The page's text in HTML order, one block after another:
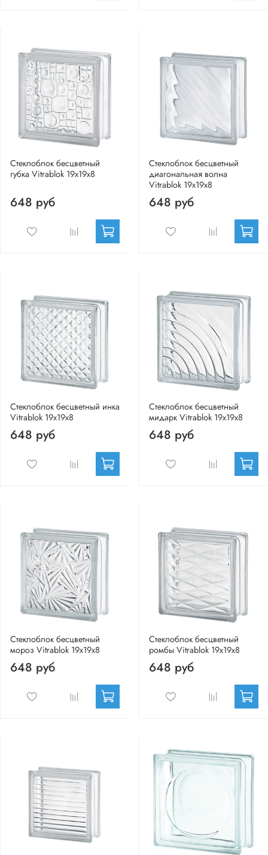
Стеклоблок бесцветный
губка Vitrablok 19х19х8
648 руб
Стеклоблок бесцветный
диагональная волна
Vitrablok 19х19х8
648 руб
Стеклоблок бесцветный инка
Vitrablok 19х19х8
648 руб
Стеклоблок бесцветный
мидарк Vitrablok 19х19х8
648 руб
Стеклоблок бесцветный
мороз Vitrablok 19х19х8
648 руб
Стеклоблок бесцветный
ромбы Vitrablok 19х19х8
648 руб